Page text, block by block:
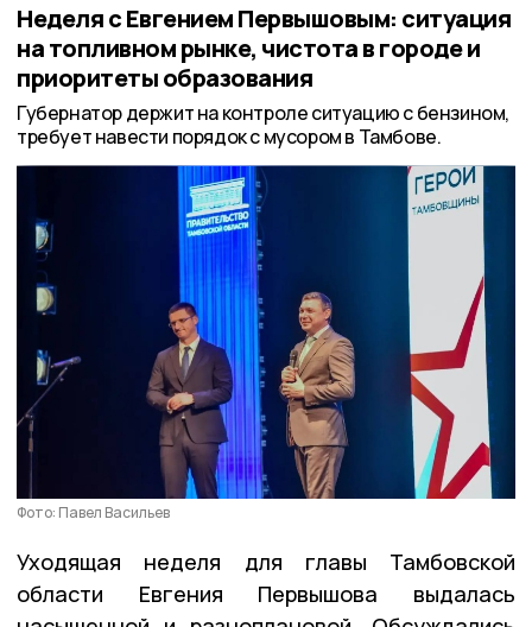
Неделя с Евгением Первышовым: ситуация
на топливном рынке, чистота в городе и
приоритеты образования
Губернатор держит на контроле ситуацию с бензином,
требует навести порядок с мусором в Тамбове.
Фото: Павел Васильев
Уходящая неделя для главы Тамбовской
области Евгения Первышова выдалась